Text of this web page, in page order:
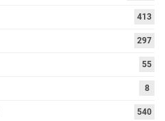
413
297
55
8
540